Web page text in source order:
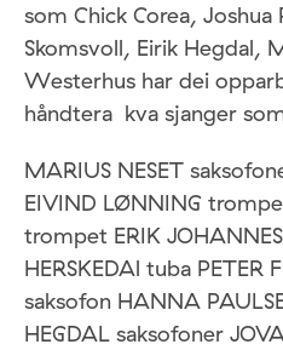
som Chick Corea, Joshua
Skomsvoll, Eirik Hegdal,
Westerhus har dei
håndtera kva sjanger
MARIUS NESET
EIVIND LØNNING
trompet ERIK
HERSKEDAl tuba PETER
saksofon HANNA
HEGDAL saksofoner